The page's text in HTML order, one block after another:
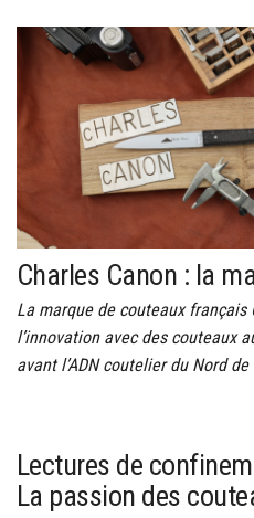
Charles Canon : la
La marque de couteaux français
l’innovation avec des couteaux
avant l’ADN coutelier du Nord
Lectures de
La passion des